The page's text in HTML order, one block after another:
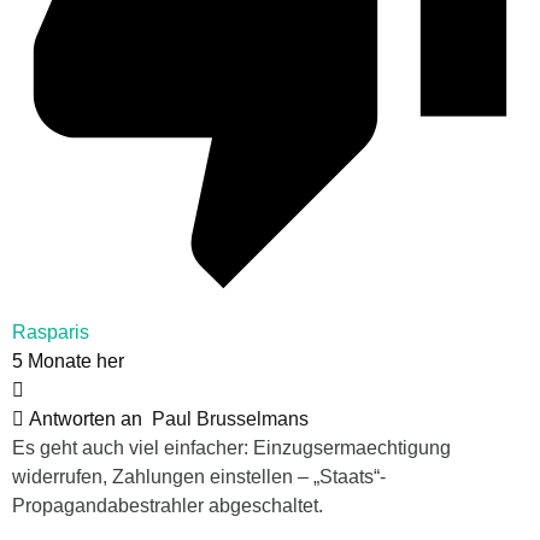
Rasparis
5 Monate her
Antworten an
Paul Brusselmans
Es geht auch viel einfacher: Einzugsermaechtigung
widerrufen, Zahlungen einstellen – „Staats“-
Propagandabestrahler abgeschaltet.